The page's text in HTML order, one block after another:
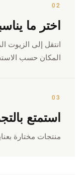
02
اختر ما
انتقل إلى الزيوت
المكان حسب
03
استمتع
منتجات مختارة